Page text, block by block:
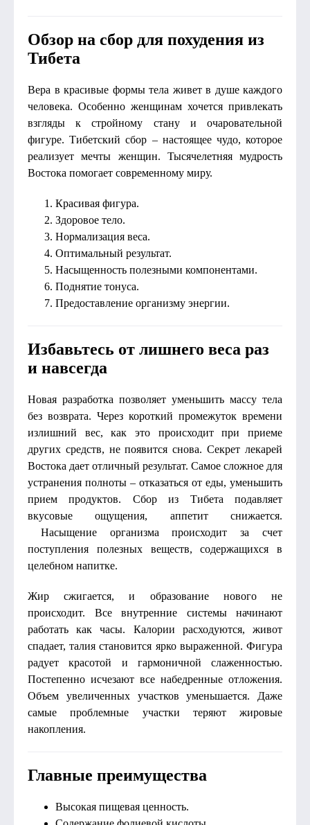
Обзор на сбор для похудения из
Тибета
Вера в красивые формы тела живет в душе каждого
человека. Особенно женщинам хочется привлекать
взгляды к стройному стану и очаровательной
фигуре. Тибетский сбор – настоящее чудо, которое
реализует мечты женщин. Тысячелетняя мудрость
Востока помогает современному миру.
Красивая фигура.
Здоровое тело.
Нормализация веса.
Оптимальный результат.
Насыщенность полезными компонентами.
Поднятие тонуса.
Предоставление организму энергии.
Избавьтесь от лишнего веса раз
и навсегда
Новая разработка позволяет уменьшить массу тела
без возврата. Через короткий промежуток времени
излишний вес, как это происходит при приеме
других средств, не появится снова. Секрет лекарей
Востока дает отличный результат. Самое сложное для
устранения полноты – отказаться от еды, уменьшить
прием продуктов. Сбор из Тибета подавляет
вкусовые ощущения, аппетит снижается.
Насыщение организма происходит за счет
поступления полезных веществ, содержащихся в
целебном напитке.
Жир сжигается, и образование нового не
происходит. Все внутренние системы начинают
работать как часы. Калории расходуются, живот
спадает, талия становится ярко выраженной. Фигура
радует красотой и гармоничной слаженностью.
Постепенно исчезают все набедренные отложения.
Объем увеличенных участков уменьшается. Даже
самые проблемные участки теряют жировые
накопления.
Главные преимущества
Высокая пищевая ценность.